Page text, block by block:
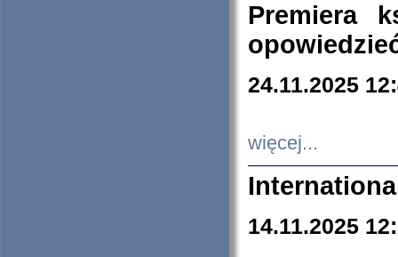
Premiera
24.11.2025
więcej...
14.11.2025